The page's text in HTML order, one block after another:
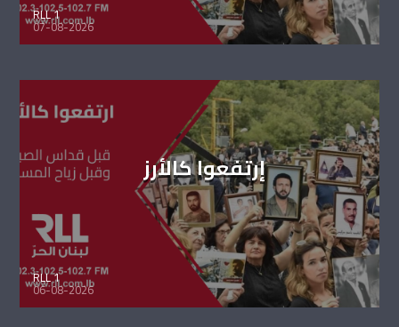
RLL 1
07-08-2026
إرتفعوا كالأرز
RLL 1
06-08-2026